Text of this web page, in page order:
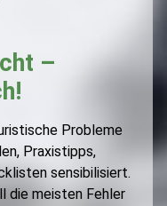
–
Probleme
Praxistipps,
sensibilisiert.
die meisten Fehler